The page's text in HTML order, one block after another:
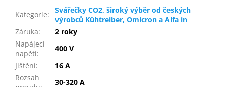
Kategorie:
Svářečky CO2, široký výběr od českých
výrobců Kühtreiber, Omicron a Alfa in
Záruka:
2 roky
Napájecí
napětí:
400 V
Jištění:
16 A
Rozsah
30-320 A